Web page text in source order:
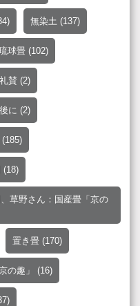
無染土 (137)
球畳 (102)
賛 (2)
に (2)
(185)
(18)
草野さん：国産畳「京の
置き畳 (170)
の趣」 (16)